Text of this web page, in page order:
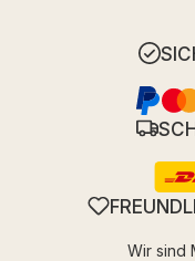
Wir sind